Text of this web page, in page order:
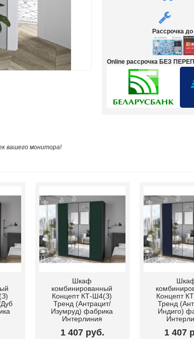
вашего монитора!
Рассрочка
Online рассрочка БЕЗ
Шкаф
комбинированный
Концепт КТ-Ш4(З)
Тренд (Антрацит/
Изумруд) фабрика
Интерлиния
1 407 руб.
Концепт
Тренд
Индиго)
1 407